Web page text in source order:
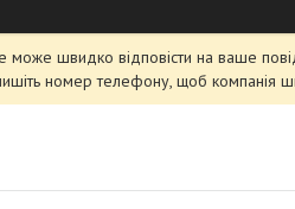
швидко відповісти на ваше
номер телефону, щоб компанія